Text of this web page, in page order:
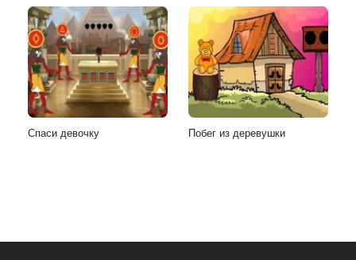
Спаси девочку Побег из деревушки